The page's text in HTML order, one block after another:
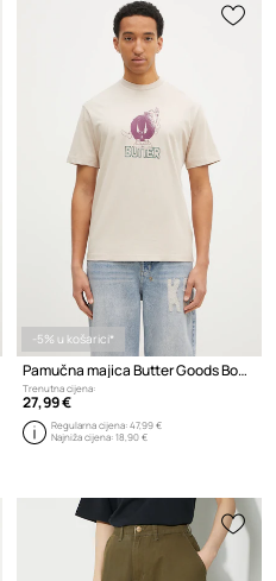
-5% u košarici*
Pamučna majica Butter Goods Bomb Tee
Trenutna cijena:
27,99 €
Regularna cijena:47,99 €
Najniža cijena:18,90 €